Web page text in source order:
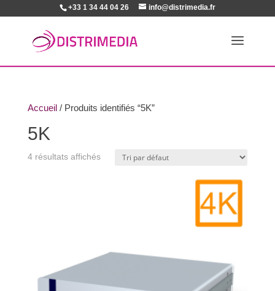
+33 1 34 44 04 26 info@distrimedia.fr
Accueil/ Produits identifiés “5K”
5K
4 résultats affichés